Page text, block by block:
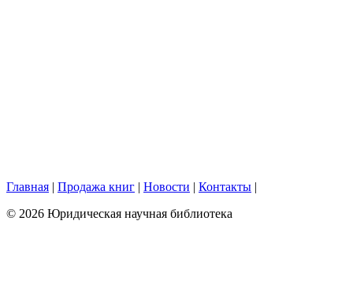
Главная | Продажа книг | Новости | Контакты |
© 2026 Юридическая научная библиотека